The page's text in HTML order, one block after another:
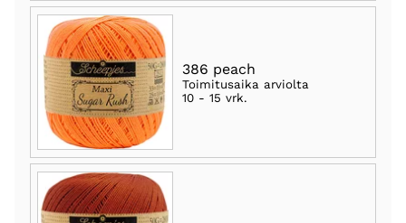
386 peach
Toimitusaika arviolta
10 - 15 vrk.